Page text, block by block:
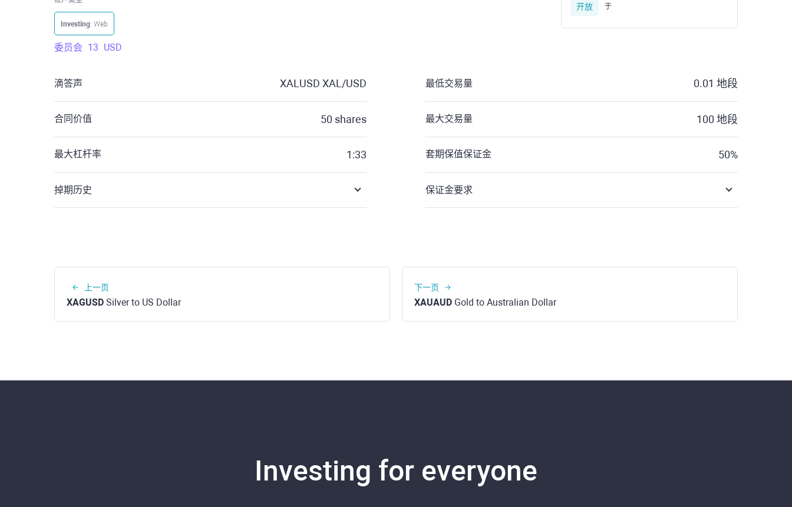
Investing: Web
委员会 13 USD
开放 于
滴答声 XALUSD XAL/USD
合同价值 50 shares
最大杠杆率 1:33
掉期历史
最低交易量 0.01 地段
最大交易量 100 地段
套期保值保证金 50%
保证金要求
上一页
XAGUSD Silver to US Dollar
下一页
XAUAUD Gold to Australian Dollar
Investing for everyone